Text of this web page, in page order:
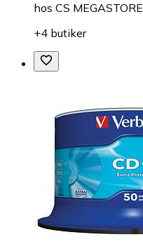
hos CS MEGASTORE
+4 butiker